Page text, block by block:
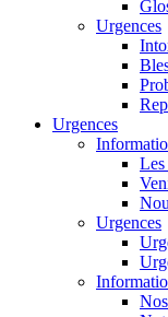
Urgences
Urgences
Les
Urgences